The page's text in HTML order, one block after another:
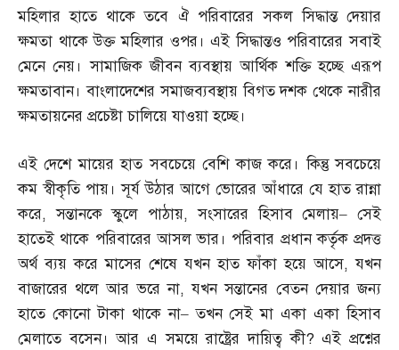
মহিলার হাতে থাকে তবে ঐ পরিবারের সকল সিদ্ধান্ত দেয়ার
ক্ষমতা থাকে উক্ত মহিলার ওপর। এই সিদ্ধান্তও পরিবারের সবাই
মেনে নেয়। সামাজিক জীবন ব্যবস্থায় আর্থিক শক্তি হচ্ছে এরূপ
ক্ষমতাবান। বাংলাদেশের সমাজব্যবস্থায় বিগত দশক থেকে নারীর
ক্ষমতায়নের প্রচেষ্টা চালিয়ে যাওয়া হচ্ছে।
এই দেশে মায়ের হাত সবচেয়ে বেশি কাজ করে। কিন্তু সবচেয়ে
কম স্বীকৃতি পায়। সূর্য উঠার আগে ভোরের আঁধারে যে হাত রান্না
করে,সন্তানকে স্কুলে পাঠায়,সংসারের হিসাব মেলায়–সেই
হাতেই থাকে পরিবারের আসল ভার। পরিবার প্রধান কর্তৃক প্রদত্ত
অর্থ ব্যয় করে মাসের শেষে যখন হাত ফাঁকা হয়ে আসে,যখন
বাজারের থলে আর ভরে না,যখন সন্তানের বেতন দেয়ার জন্য
হাতে কোনো টাকা থাকে না–তখন সেই মা একা একা হিসাব
মেলাতে বসেন। আর এ সময়ে রাষ্ট্রের দায়িত্ব কী?এই প্রশ্নের